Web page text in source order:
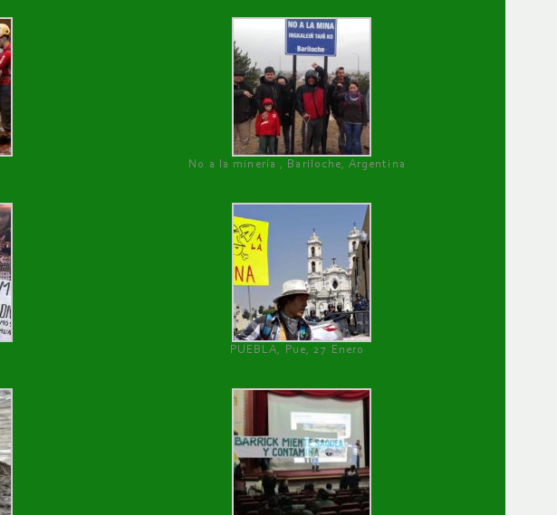
No a la minería , Bariloche, Argentina
PUEBLA, Pue, 27 Enero